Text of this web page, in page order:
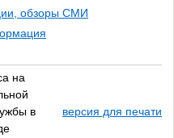
обзоры СМИ
на
в
версия для печати